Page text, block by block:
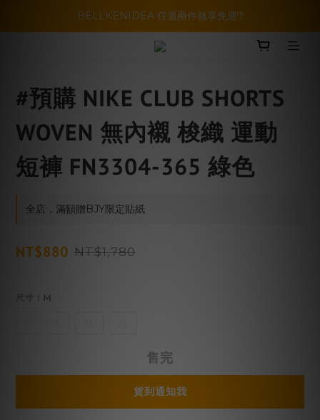
暑假活動登場!! SBG套裝超級優惠價，兩套以上再享免運哦!!
BELLKENIDEA 任選兩件就享免運!!!
暑假活動登場!! SBG套裝超級優惠價，兩套以上再享免運哦!!
#預購 NIKE CLUB SHORTS
WOVEN 無內襯 梭織 運動
短褲 FN3304-365 綠色
全店，滿額贈BJY限定貼紙
NT$880 NT$1,780
: M
售完
貨到通知我